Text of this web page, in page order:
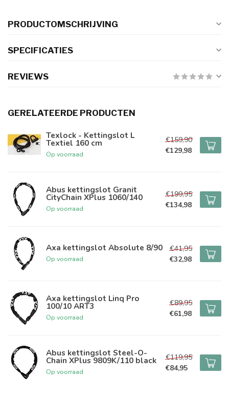
PRODUCTOMSCHRIJVING
SPECIFICATIES
REVIEWS
GERELATEERDE PRODUCTEN
Texlock - Kettingslot L
Textiel 160 cm
Op voorraad
€159,90
€129,98
Abus kettingslot Granit
CityChain XPlus 1060/140
Op voorraad
€199,95
€134,98
Axa kettingslot Absolute 8/90
Op voorraad
€41,95
€32,98
Axa kettingslot Linq Pro
100/10 ART3
Op voorraad
€89,95
€61,98
Abus kettingslot Steel-O-
Chain XPlus 9809K/110 black
Op voorraad
€119,95
€84,95